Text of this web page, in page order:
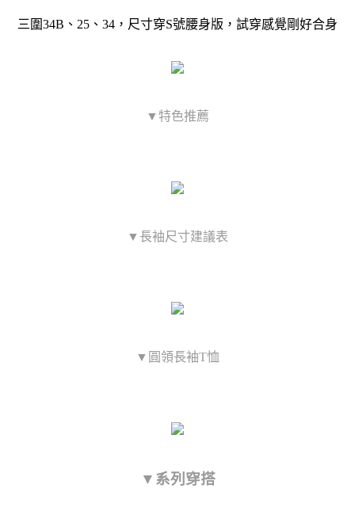
三圍34B、25、34，尺寸穿S號腰身版，試穿感覺剛好合身
▼特色推薦
▼長袖尺寸建議表
▼圓領長袖T恤
▼系列穿搭